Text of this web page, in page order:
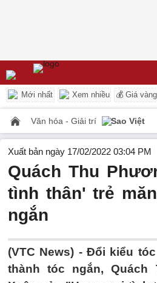
Mới nhất Xem nhiều 💰 Giá vàng
Văn hóa - Giải trí Sao Việt
Xuất bản ngày 17/02/2022 03:04 PM
Quách Thu
tình thân' trẻ
ngắn
(VTC News) - Đổi kiểu
thành tóc ngắn,